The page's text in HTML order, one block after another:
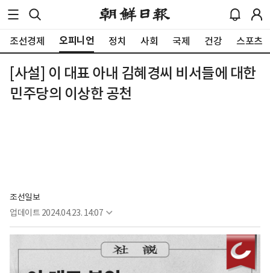
조선경제 오피니언 정치 사회 국제 건강 스포츠
[사설] 이 대표 아내 김혜경씨 비서들에 대한
민주당의 이상한 공천
조선일보
업데이트 2024.04.23. 14:07